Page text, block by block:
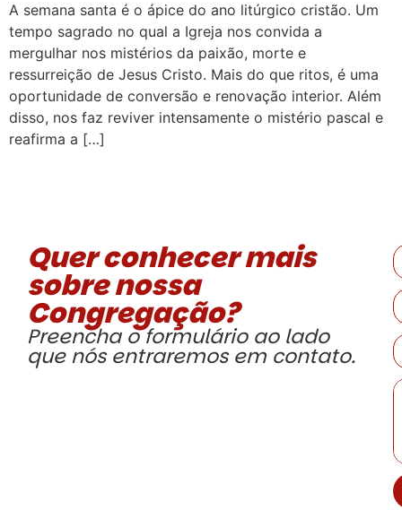
A semana santa é o ápice do ano litúrgico cristão. Um
tempo sagrado no qual a Igreja nos convida a
mergulhar nos mistérios da paixão, morte e
ressurreição de Jesus Cristo. Mais do que ritos, é uma
oportunidade de conversão e renovação interior. Além
disso, nos faz reviver intensamente o mistério pascal e
reafirma a […]
Quer conhecer mais
sobre nossa
Congregação?
Preencha o formulário ao lado
que nós entraremos em contato.